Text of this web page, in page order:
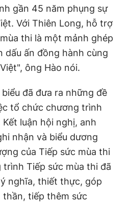
gần 45 năm phụng sự
Với Thiên Long, hỗ trợ
thi là một mảnh ghép
dấu ấn đồng hành cùng
ông Hào nói.
đã đưa ra những đề
tổ chức chương trình
luận hội nghị, anh
nhận và biểu dương
của Tiếp sức mùa thi
Tiếp sức mùa thi đã
nghĩa, thiết thực, góp
tiếp thêm sức